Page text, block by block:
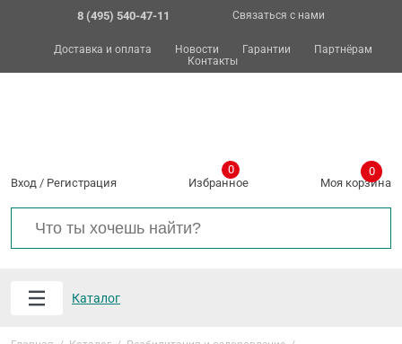
8 (495) 540-47-11 Связаться с нами
Доставка и оплата Новости Гарантии
Партнёрам
Контакты
Вход / Регистрация Избранное
0
Моя корзина
0
Каталог